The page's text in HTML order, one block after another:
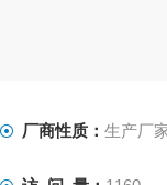
厂商性质： 生产厂